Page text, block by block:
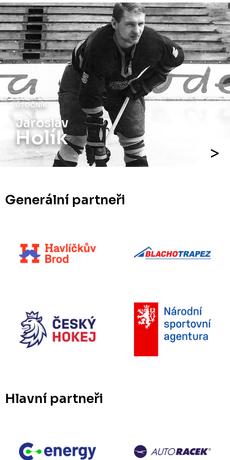
ÚTOČNÍK
Jaroslav
Holík
Generální partneři
Hlavní partneři